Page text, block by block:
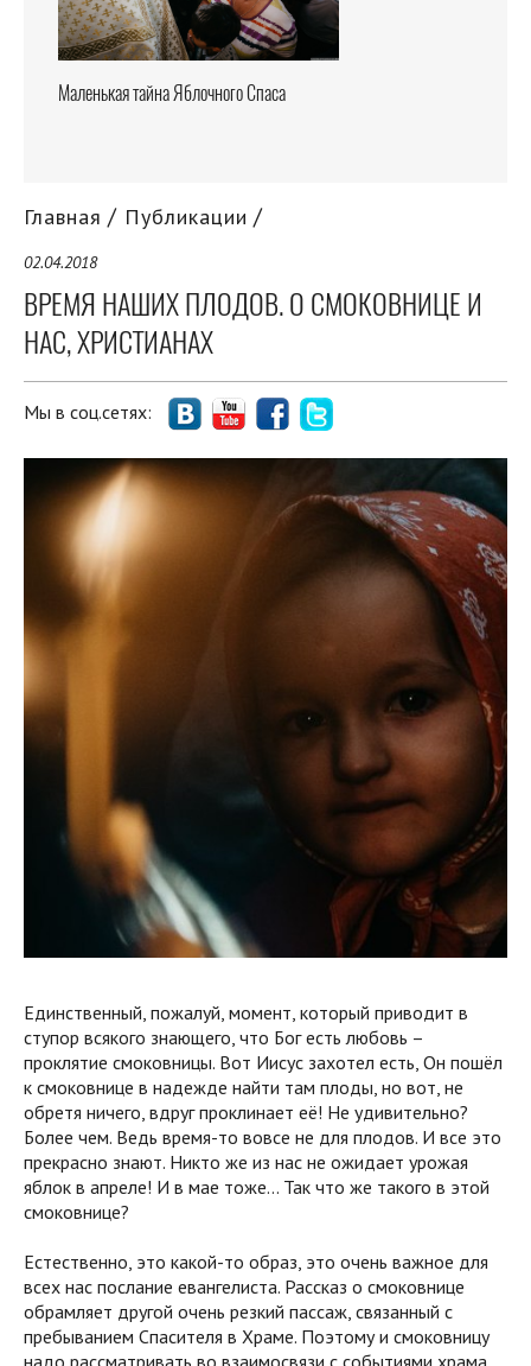
Маленькая тайна Яблочного Спаса
Главная Публикации
02.04.2018
ВРЕМЯ НАШИХ ПЛОДОВ. О СМОКОВНИЦЕ И
НАС, ХРИСТИАНАХ
Мы в соц.сетях:
Единственный, пожалуй, момент, который приводит в
ступор всякого знающего, что Бог есть любовь –
проклятие смоковницы. Вот Иисус захотел есть, Он пошёл
к смоковнице в надежде найти там плоды, но вот, не
обретя ничего, вдруг проклинает её! Не удивительно?
Более чем. Ведь время-то вовсе не для плодов. И все это
прекрасно знают. Никто же из нас не ожидает урожая
яблок в апреле! И в мае тоже... Так что же такого в этой
смоковнице?
Естественно, это какой-то образ, это очень важное для
всех нас послание евангелиста. Рассказ о смоковнице
обрамляет другой очень резкий пассаж, связанный с
пребыванием Спасителя в Храме. Поэтому и смоковницу